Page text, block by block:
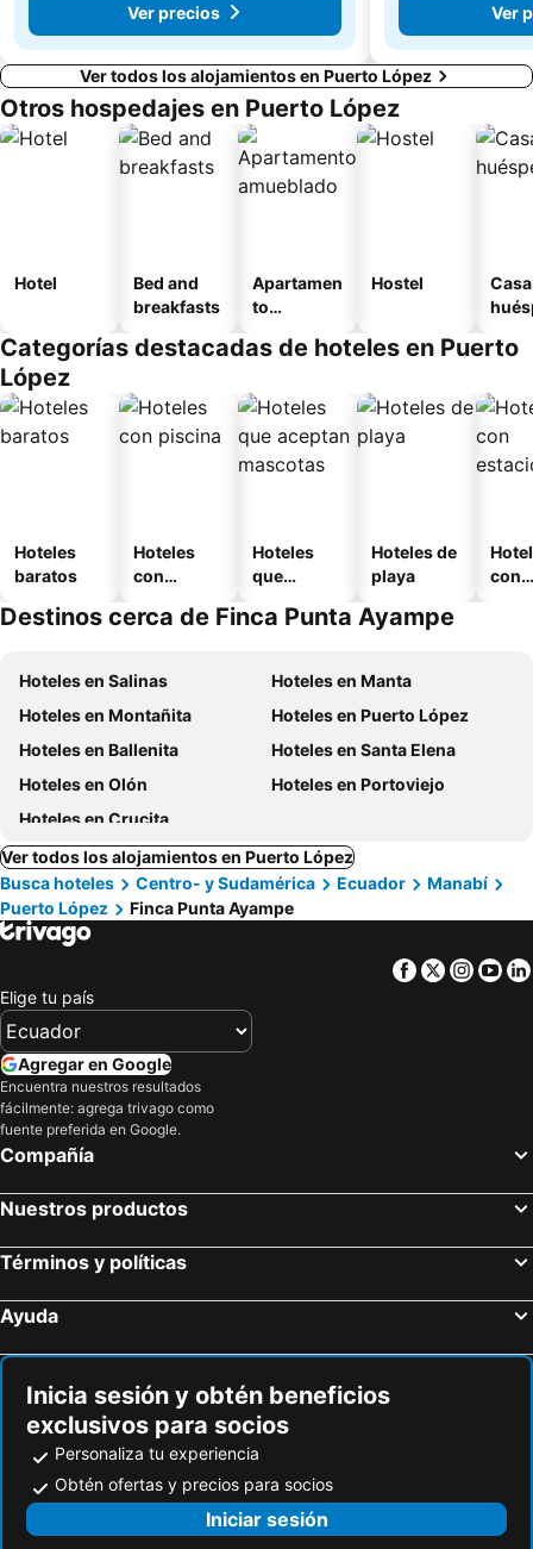
Ver precios
Ver
Ver todos los alojamientos en Puerto López
Otros hospedajes en Puerto López
Hotel
Bed and
breakfasts
Apartamen
to
o
Hostel
Categorías destacadas de hoteles en Puerto
López
Hoteles
baratos
Hoteles
con
Hoteles
que
mascotas
Hoteles de
playa
con
Destinos cerca de Finca Punta Ayampe
Hoteles en Salinas
Hoteles en Manta
Hoteles en Montañita
Hoteles en Puerto López
Hoteles en Ballenita
Hoteles en Santa Elena
Hoteles en Olón
Hoteles en Portoviejo
Hoteles en Crucita
Ver todos los alojamientos en Puerto López
Busca hoteles
Centro- y Sudamérica Ecuador
Manabí
Puerto López
Finca Punta Ayampe
Facebook
Twitter
Elige tu país
Agregar en Google
Encuentra nuestros resultados
fácilmente: agrega trivago como
fuente preferida en Google.
Compañía
Nuestros productos
Términos y políticas
Ayuda
Inicia sesión y obtén beneficios
exclusivos para socios
Personaliza tu experiencia
Obtén ofertas y precios para socios
Iniciar sesión